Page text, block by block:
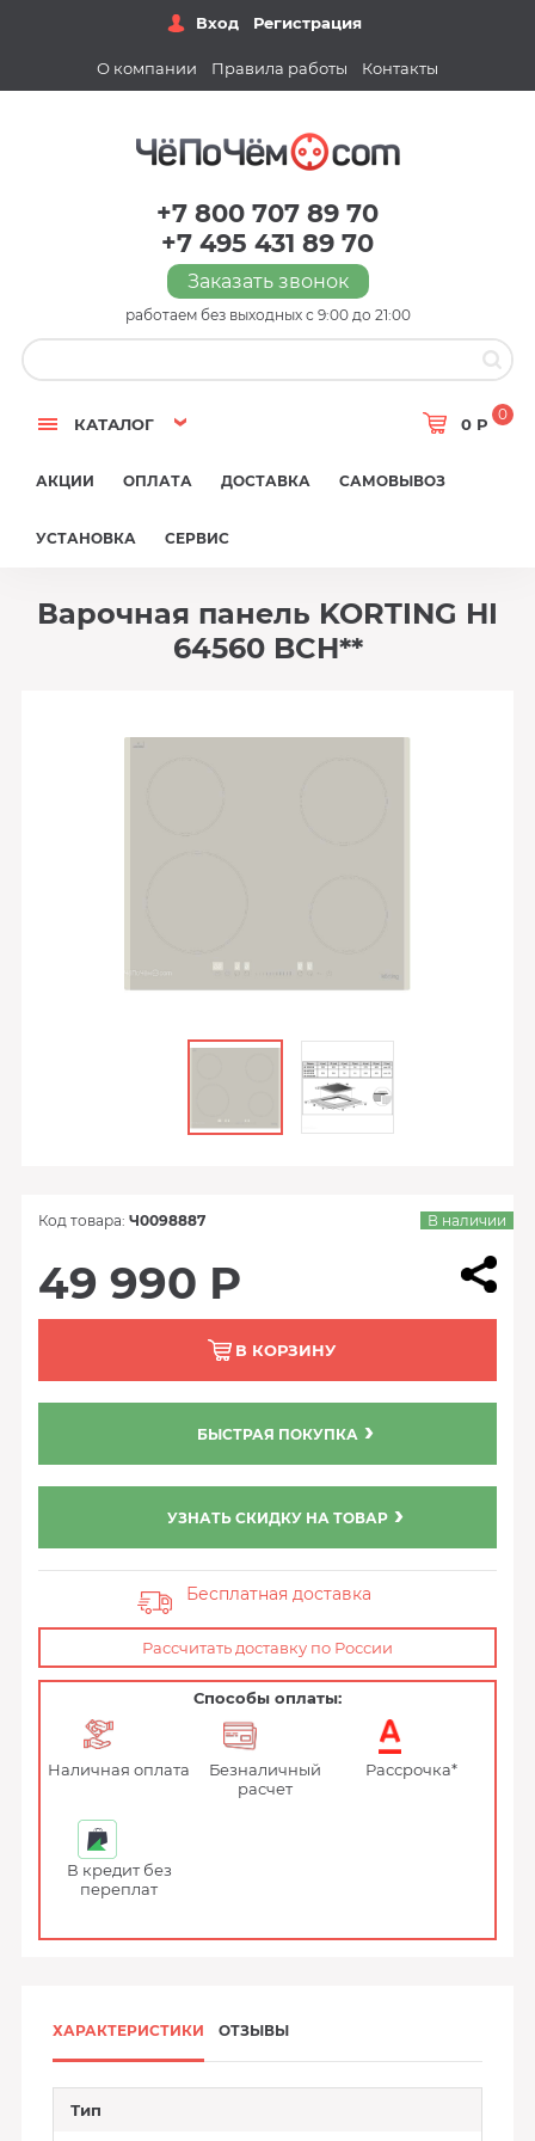
Вход Регистрация
О компании Правила работы Контакты
+7 800 707 89 70
+7 495 431 89 70
Заказать звонок
работаем без выходных с 9:00 до 21:00
КАТАЛОГ 0 Р
0
АКЦИИ ОПЛАТА ДОСТАВКА САМОВЫВОЗ
УСТАНОВКА СЕРВИС
Варочная панель KORTING HI
64560 BCH**
Код товара: Ч0098887 В наличии
49 990 Р
В КОРЗИНУ
БЫСТРАЯ ПОКУПКА
УЗНАТЬ СКИДКУ НА ТОВАР
Бесплатная доставка
Рассчитать доставку по России
Способы оплаты:
Наличная оплата
Безналичный
расчет
Рассрочка*
В кредит без
переплат
ХАРАКТЕРИСТИКИ ОТЗЫВЫ
Тип